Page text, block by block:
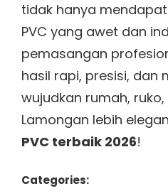
tidak hanya
PVC yang awet dan
pemasangan
hasil rapi, presisi, dan
wujudkan rumah,
Lamongan lebih
PVC terbaik 2026!
Categories: